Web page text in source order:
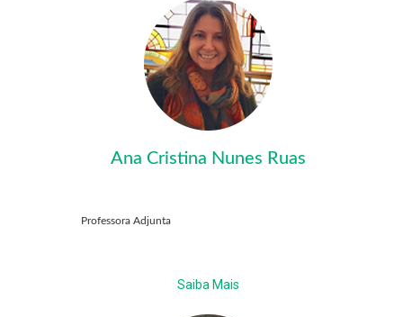
Ana Cristina Nunes Ruas
Professora Adjunta
Saiba Mais